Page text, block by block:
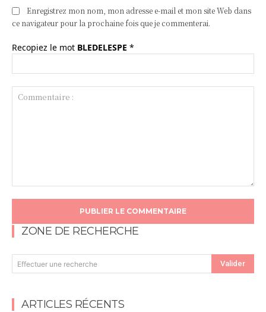
Enregistrez mon nom, mon adresse e-mail et mon site Web dans
ce navigateur pour la prochaine fois que je commenterai.
Recopiez le mot BLEDELESPE *
ZONE DE RECHERCHE
Effectuer une recherche Valider
ARTICLES RÉCENTS